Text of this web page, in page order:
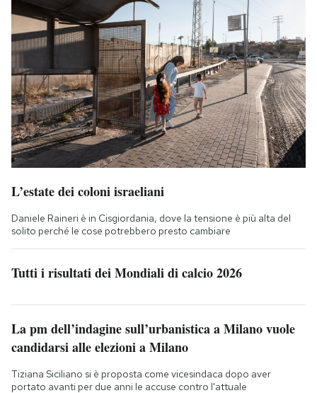
L’estate dei coloni israeliani
Daniele Raineri è in Cisgiordania, dove la tensione è più alta del
solito perché le cose potrebbero presto cambiare
Tutti i risultati dei Mondiali di calcio 2026
La pm dell’indagine sull’urbanistica a Milano vuole
candidarsi alle elezioni a Milano
Tiziana Siciliano si è proposta come vicesindaca dopo aver
portato avanti per due anni le accuse contro l'attuale